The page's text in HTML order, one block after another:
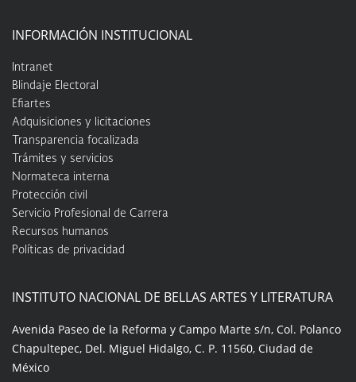
INFORMACIÓN INSTITUCIONAL
Intranet
Blindaje Electoral
Efiartes
Adquisiciones y licitaciones
Transparencia focalizada
Trámites y servicios
Normateca interna
Protección civil
Servicio Profesional de Carrera
Recursos humanos
Políticas de privacidad
INSTITUTO NACIONAL DE BELLAS ARTES Y LITERATURA
Avenida Paseo de la Reforma y Campo Marte s/n, Col. Polanco
Chapultepec, Del. Miguel Hidalgo, C. P. 11560, Ciudad de
México